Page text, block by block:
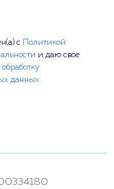
с
Политикой
и даю свое
данных